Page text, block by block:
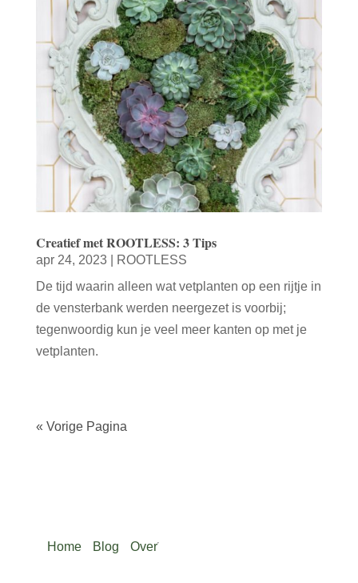
Creatief met ROOTLESS: 3 Tips
apr 24, 2023|
ROOTLESS
De tijd waarin alleen wat vetplanten op een rijtje in
de vensterbank werden neergezet is voorbij;
tegenwoordig kun je veel meer kanten op met je
vetplanten.
« Vorige Pagina
Home Blog Over